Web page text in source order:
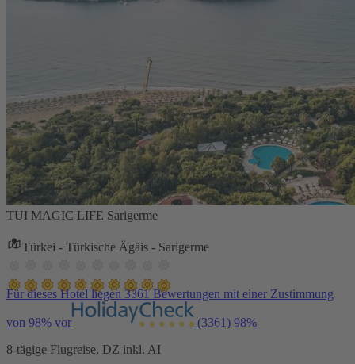
TUI MAGIC LIFE Sarigerme
Türkei - Türkische Ägäis - Sarigerme
Für dieses Hotel liegen 3361 Bewertungen mit einer Zustimmung
von 98% vor (3361) 98%
8-tägige Flugreise, DZ inkl. AI